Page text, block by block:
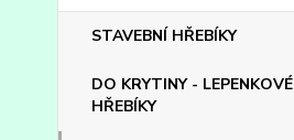
STAVEBNÍ HŘEBÍKY
DO KRYTINY - LEPENKOVÉ
HŘEBÍKY